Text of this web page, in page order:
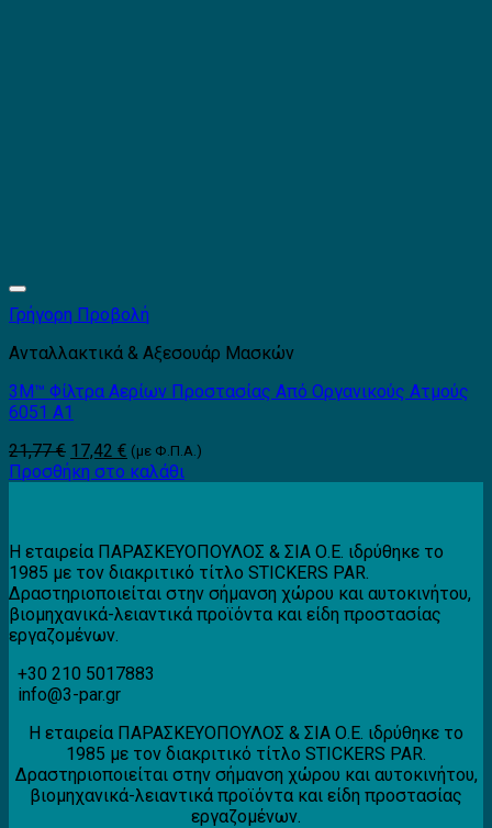
Γρήγορη Προβολή
Ανταλλακτικά & Αξεσουάρ Μασκών
3Μ™ Φίλτρα Αερίων Προστασίας Από Οργανικούς Ατμούς
6051 A1
21,77€ Original
price
17,42 € Η
τρέχουσα
(με Φ.Π.Α.)
Προσθήκη στο καλάθι
Η εταιρεία ΠΑΡΑΣΚΕΥΟΠΟΥΛΟΣ & ΣΙΑ Ο.Ε. ιδρύθηκε το
1985 με τον διακριτικό τίτλο STICKERS PAR.
Δραστηριοποιείται στην σήμανση χώρου και αυτοκινήτου,
βιομηχανικά-λειαντικά προϊόντα και είδη προστασίας
εργαζομένων.
+30 210 5017883
info@3-par.gr
Η εταιρεία ΠΑΡΑΣΚΕΥΟΠΟΥΛΟΣ & ΣΙΑ Ο.Ε. ιδρύθηκε το
1985 με τον διακριτικό τίτλο STICKERS PAR.
Δραστηριοποιείται στην σήμανση χώρου και αυτοκινήτου,
βιομηχανικά-λειαντικά προϊόντα και είδη προστασίας
εργαζομένων.